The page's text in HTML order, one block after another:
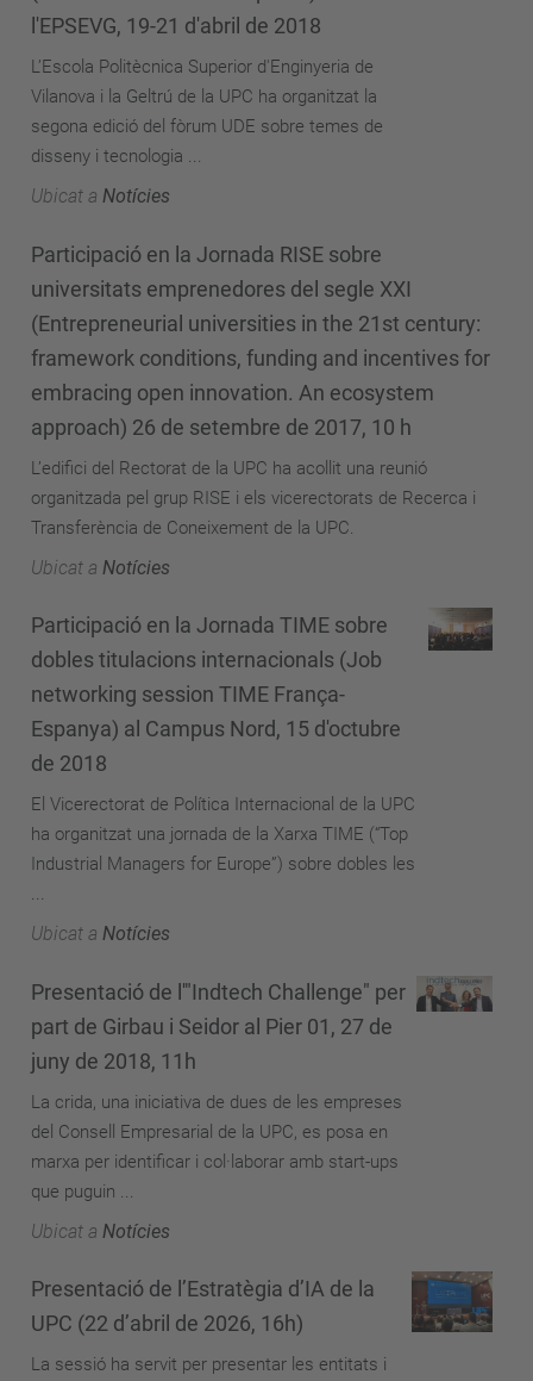
l'EPSEVG, 19-21 d'abril de 2018
L’Escola Politècnica Superior d'Enginyeria de
Vilanova i la Geltrú de la UPC ha organitzat la
segona edició del fòrum UDE sobre temes de
disseny i tecnologia ...
Ubicat a Notícies
Participació en la Jornada RISE sobre
universitats emprenedores del segle XXI
(Entrepreneurial universities in the 21st century:
framework conditions, funding and incentives for
embracing open innovation. An ecosystem
approach) 26 de setembre de 2017, 10 h
L’edifici del Rectorat de la UPC ha acollit una reunió
organitzada pel grup RISE i els vicerectorats de Recerca i
Transferència de Coneixement de la UPC.
Ubicat a Notícies
Participació en la Jornada TIME sobre
dobles titulacions internacionals (Job
networking session TIME França-
Espanya) al Campus Nord, 15 d'octubre
de 2018
El Vicerectorat de Política Internacional de la UPC
ha organitzat una jornada de la Xarxa TIME (“Top
Industrial Managers for Europe”) sobre dobles les
...
Ubicat a Notícies
Presentació de l'"Indtech Challenge" per
part de Girbau i Seidor al Pier 01, 27 de
juny de 2018, 11h
La crida, una iniciativa de dues de les empreses
del Consell Empresarial de la UPC, es posa en
marxa per identificar i col·laborar amb start-ups
que puguin ...
Ubicat a Notícies
Presentació de l’Estratègia d’IA de la
UPC (22 d’abril de 2026, 16h)
La sessió ha servit per presentar les entitats i